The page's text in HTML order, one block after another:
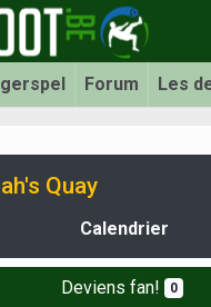
Forum Les
Quay
Calendrier
Deviens fan! 0